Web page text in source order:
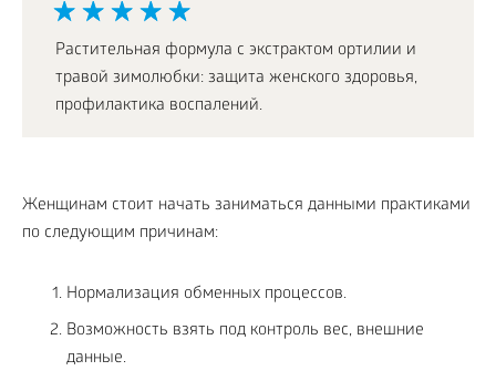
Растительная формула с экстрактом ортилии и
травой зимолюбки: защита женского здоровья,
профилактика воспалений.
Женщинам стоит начать заниматься данными практиками
по следующим причинам:
Нормализация обменных процессов.
Возможность взять под контроль вес, внешние
данные.